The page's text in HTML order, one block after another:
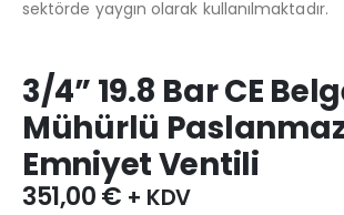
sektörde yaygın olarak kullanılmaktadır.
3/4” 19.8 Bar CE
Mühürlü
Emniyet Ventili
351,00€ + KDV